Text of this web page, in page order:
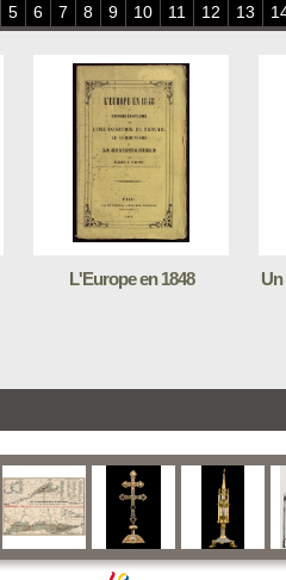
5 6 7 8 9 10 11 12 13
L'Europe en 1848